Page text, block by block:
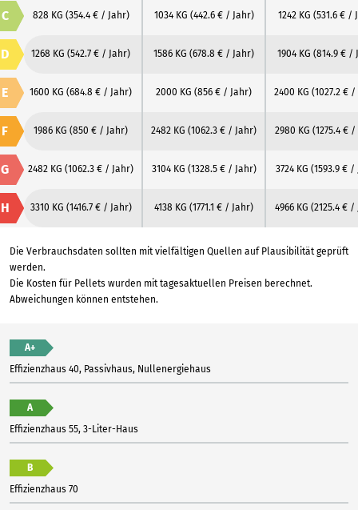
C 828 KG (354.4 € / Jahr) 1034 KG (442.6 € / Jahr) 1242 KG (531.6 € /
D 1268 KG (542.7 € / Jahr) 1586 KG (678.8 € / Jahr) 1904 KG (814.9 € /
E 1600 KG (684.8 € / Jahr) 2000 KG (856 € / Jahr) 2400 KG (1027.2 € /
F 1986 KG (850 € / Jahr) 2482 KG (1062.3 € / Jahr) 2980 KG (1275.4 € /
G 2482 KG (1062.3 € / Jahr) 3104 KG (1328.5 € / Jahr) 3724 KG (1593.9 € /
H 3310 KG (1416.7 € / Jahr) 4138 KG (1771.1 € / Jahr) 4966 KG (2125.4 € /
Die Verbrauchsdaten sollten mit vielfältigen Quellen auf Plausibilität geprüft
werden.
Die Kosten für Pellets wurden mit tagesaktuellen Preisen berechnet.
Abweichungen können entstehen.
A+
Effizienzhaus 40, Passivhaus, Nullenergiehaus
A
Effizienzhaus 55, 3-Liter-Haus
B
Effizienzhaus 70